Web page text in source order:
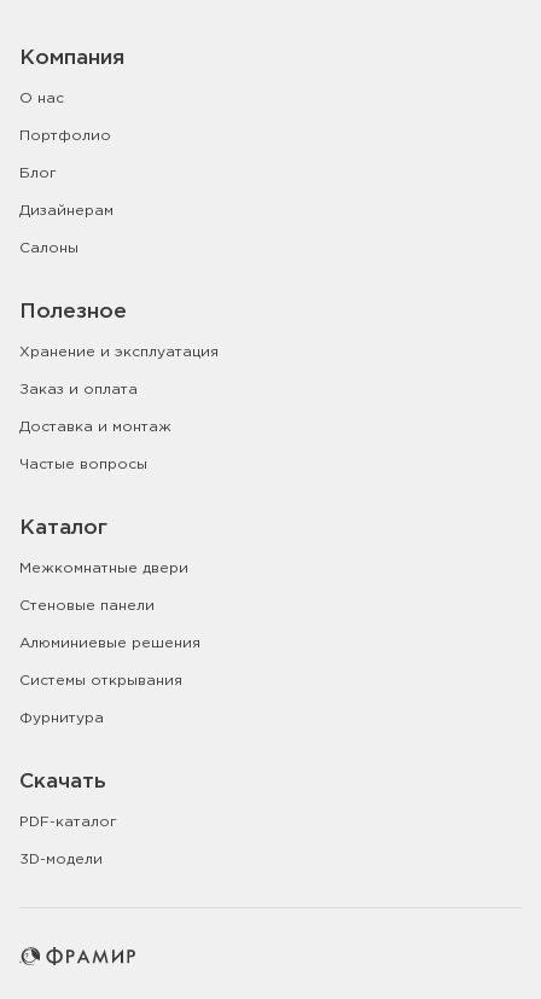
Компания
О нас
Портфолио
Блог
Дизайнерам
Салоны
Полезное
Хранение и эксплуатация
Заказ и оплата
Доставка и монтаж
Частые вопросы
Каталог
Межкомнатные двери
Стеновые панели
Алюминиевые решения
Системы открывания
Фурнитура
Скачать
PDF-каталог
3D-модели